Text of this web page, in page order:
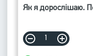
Як я дорослішаю.